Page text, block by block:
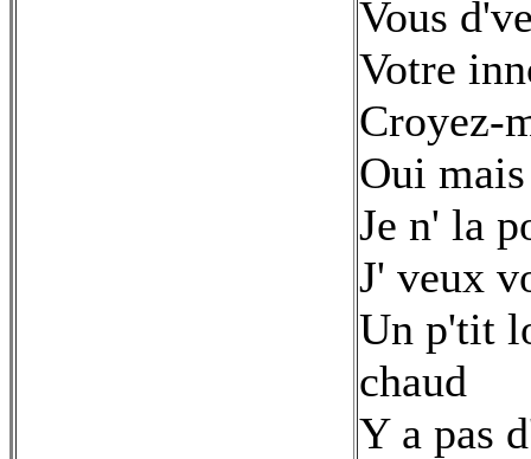
Vous
Votre
Croyez-
Oui
Je n' la
J' veux
Un p'tit
chaud
Y a pas